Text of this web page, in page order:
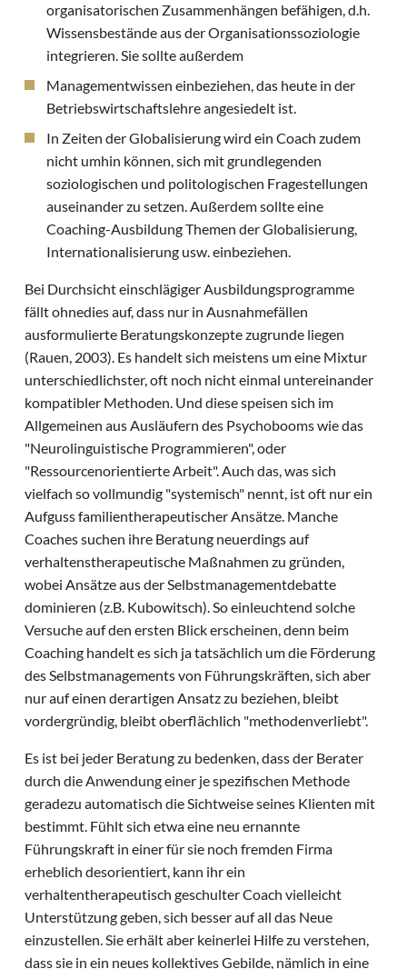
organisatorischen Zusammenhängen befähigen, d.h.
Wissensbestände aus der Organisationssoziologie
integrieren. Sie sollte außerdem
Managementwissen einbeziehen, das heute in der
Betriebswirtschaftslehre angesiedelt ist.
In Zeiten der Globalisierung wird ein Coach zudem
nicht umhin können, sich mit grundlegenden
soziologischen und politologischen Fragestellungen
auseinander zu setzen. Außerdem sollte eine
Coaching-Ausbildung Themen der Globalisierung,
Internationalisierung usw. einbeziehen.
Bei Durchsicht einschlägiger Ausbildungsprogramme
fällt ohnedies auf, dass nur in Ausnahmefällen
ausformulierte Beratungskonzepte zugrunde liegen
(Rauen, 2003). Es handelt sich meistens um eine Mixtur
unterschiedlichster, oft noch nicht einmal untereinander
kompatibler Methoden. Und diese speisen sich im
Allgemeinen aus Ausläufern des Psychobooms wie das
"Neurolinguistische Programmieren", oder
"Ressourcenorientierte Arbeit". Auch das, was sich
vielfach so vollmundig "systemisch" nennt, ist oft nur ein
Aufguss familientherapeutischer Ansätze. Manche
Coaches suchen ihre Beratung neuerdings auf
verhaltenstherapeutische Maßnahmen zu gründen,
wobei Ansätze aus der Selbstmanagementdebatte
dominieren (z.B. Kubowitsch). So einleuchtend solche
Versuche auf den ersten Blick erscheinen, denn beim
Coaching handelt es sich ja tatsächlich um die Förderung
des Selbstmanagements von Führungskräften, sich aber
nur auf einen derartigen Ansatz zu beziehen, bleibt
vordergründig, bleibt oberflächlich "methodenverliebt".
Es ist bei jeder Beratung zu bedenken, dass der Berater
durch die Anwendung einer je spezifischen Methode
geradezu automatisch die Sichtweise seines Klienten mit
bestimmt. Fühlt sich etwa eine neu ernannte
Führungskraft in einer für sie noch fremden Firma
erheblich desorientiert, kann ihr ein
verhaltentherapeutisch geschulter Coach vielleicht
Unterstützung geben, sich besser auf all das Neue
einzustellen. Sie erhält aber keinerlei Hilfe zu verstehen,
dass sie in ein neues kollektives Gebilde, nämlich in eine